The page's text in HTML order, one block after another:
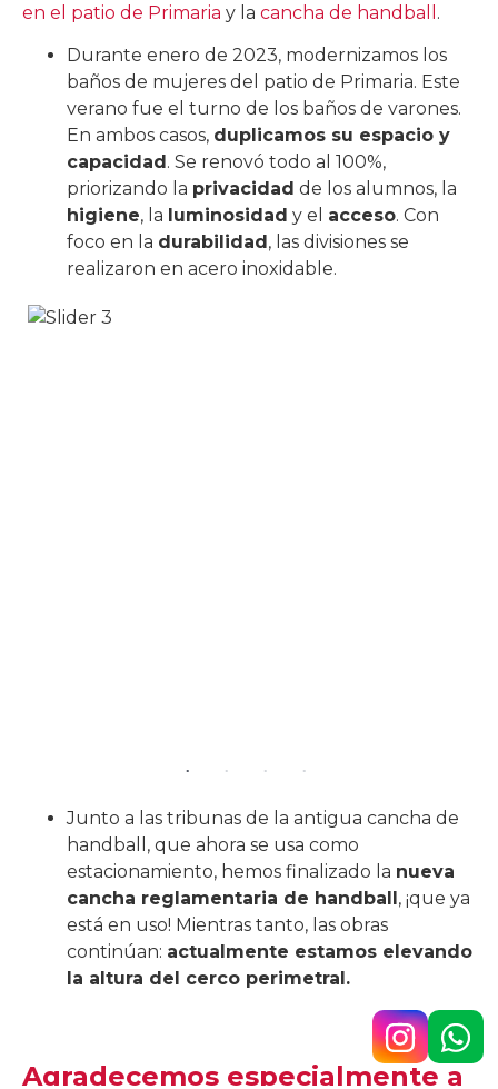
en el patio de Primaria y la cancha de handball .
Durante enero de 2023, modernizamos los
baños de mujeres del patio de Primaria. Este
verano fue el turno de los baños de varones.
En ambos casos, duplicamos su espacio y
capacidad . Se renovó todo al 100%,
priorizando la privacidad de los alumnos, la
higiene, la luminosidad y el acceso. Con
foco en la durabilidad , las divisiones se
realizaron en acero inoxidable.
Junto a las tribunas de la antigua cancha de
handball, que ahora se usa como
estacionamiento, hemos finalizado la nueva
cancha reglamentaria de handball , ¡que ya
está en uso! Mientras tanto, las obras
continúan: actualmente estamos elevando
la altura del cerco perimetral.
Agradecemos especialmente a